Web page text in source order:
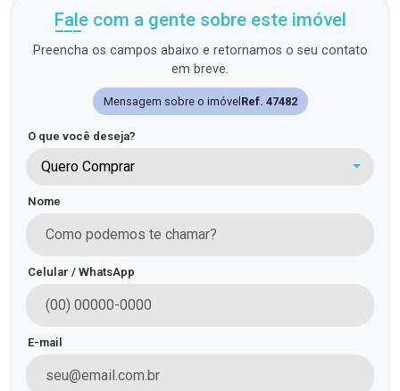
Fale com a gente sobre este imóvel
Preencha os campos abaixo e retornamos o seu contato
em breve.
Mensagem sobre o imóvel Ref. 47482
O que você deseja?
Quero Comprar
Nome
Celular / WhatsApp
E-mail